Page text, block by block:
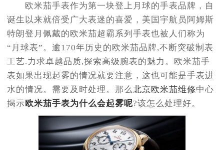
欧米茄手表作为第一块登上月球的手表品牌，自
诞生以来就倍受广大表迷的喜爱，美国宇航员阿姆斯
特朗登月佩戴的欧米茄超霸系列手表也被人们称为
“月球表”。逾170年历史的欧米茄品牌,不断突破制表
工艺.力求卓越品质,探索高级腕表的魅力。欧米茄手
表如果出现起雾的情况就要注意，这也可能是手表进
水的情况。需要及时处理。那么北京欧米茄维修中心
揭示 欧米茄手表为什么会起雾呢?该怎么处理好。